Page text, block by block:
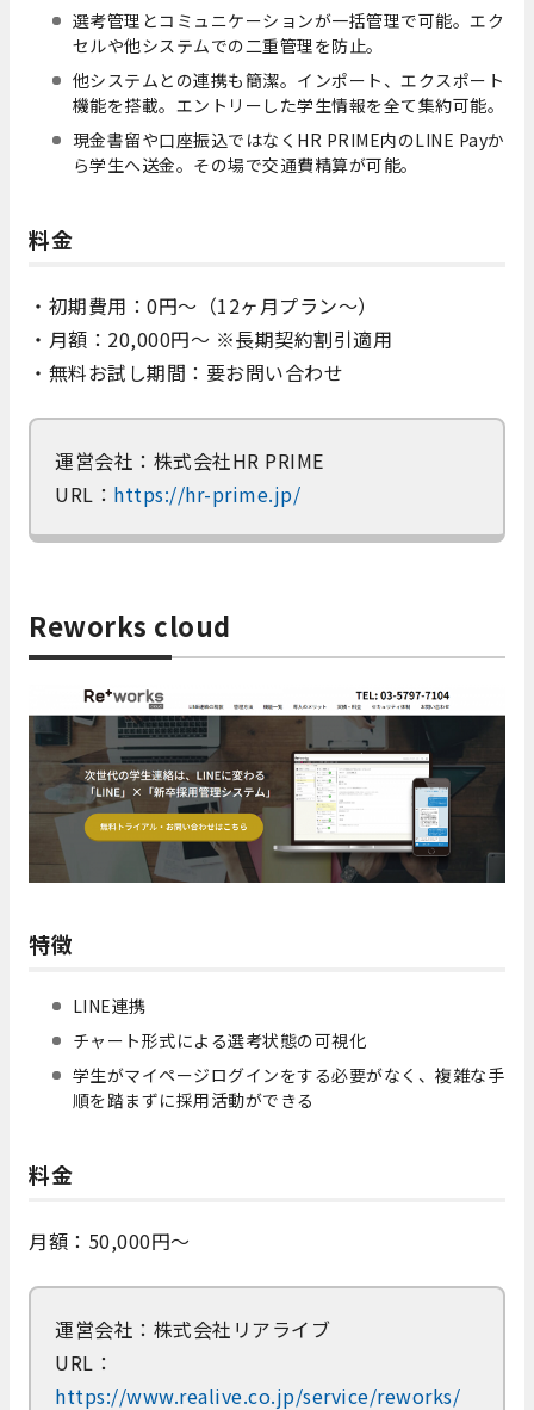
選考管理とコミュニケーションが一括管理で可能。エク
セルや他システムでの二重管理を防止。
他システムとの連携も簡潔。インポート、エクスポート
機能を搭載。エントリーした学生情報を全て集約可能。
現金書留や口座振込ではなくHR PRIME内のLINE Payか
ら学生へ送金。その場で交通費精算が可能。
料金
・初期費用：0円～（12ヶ月プラン～）
・月額：20,000円～ ※長期契約割引適用
・無料お試し期間：要お問い合わせ
運営会社：株式会社HR PRIME
URL： https://hr-prime.jp/
Reworks cloud
特徴
LINE連携
チャート形式による選考状態の可視化
学生がマイページログインをする必要がなく、複雑な手
順を踏まずに採用活動ができる
料金
月額：50,000円～
運営会社：株式会社リアライブ
URL：
https://www.realive.co.jp/service/reworks/